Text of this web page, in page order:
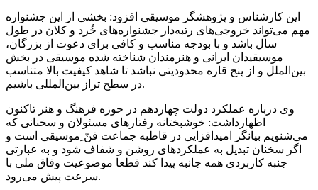
این کارشناس و پژوهشگر موسیقی افزود: بخشی از این جشنواره
مهم می‌تواند خروجی‌های رتبه‌دار جشنواره‌های خُرد و کلان در طول
سال باشد و با بودجه مناسب و کافی برای دعوت از بزرگان،
موسیقیدان ایرانی و هنرمندان شناخته شده موسیقی در بخش
بین‌الملل و از پنج قاره محدودیتی نباشد تا شاهد کیفیت بالا متناسب
در سطح تراز بین‌المللی باشیم.
وی درباره عملکرد دولت چهاردهم در حوزه فرهنگ و هنر تاکنون
اظهارداشت: خوشبختانه رفتارهای مسئولان و سخنانی که
می‌شنویم بیانگر امیدافزایی در قاطبه جماعت فنّ ِموسیقی است و
اگر سخنان تبدیل به عملکردهای روشن و شفاف شود و به عبارتی
جنبه کاربردی همه جانبه پیدا کند قطعا موضوعیت وفاق ملی با
سرعت پیش می‌رود.